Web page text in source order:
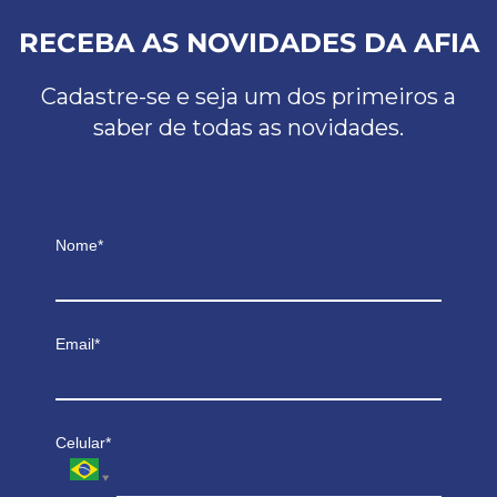
RECEBA AS NOVIDADES DA AFIA
Cadastre-se e seja um dos primeiros a
saber de todas as novidades.
Nome*
Email*
Celular*